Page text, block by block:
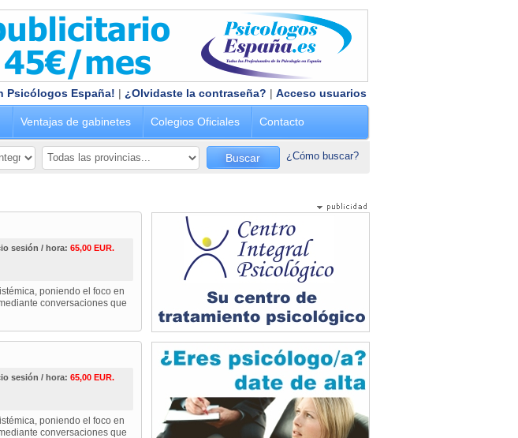
Psicólogos España! | ¿Olvidaste la contraseña? | Acceso usuarios
Ventajas de gabinetes Colegios Oficiales Contacto
¿Cómo buscar?
sesión / hora: 65,00 EUR.
poniendo el foco en
conversaciones que
sesión / hora: 65,00 EUR.
poniendo el foco en
conversaciones que